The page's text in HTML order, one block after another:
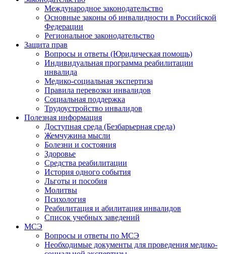
Международное законодательство
Основные законы об инвалидности в Российской
Федерации
Региональное законодательство
Защита прав
Вопросы и ответы (Юридическая помощь)
Индивидуальная программа реабилитации
инвалида
Медико-социальная экспертиза
Правила перевозки инвалидов
Социальная поддержка
Трудоустройство инвалидов
Полезная информация
Доступная среда (Безбарьерная среда)
Жемчужина мысли
Болезни и состояния
Здоровье
Средства реабилитации
История одного события
Льготы и пособия
Молитвы
Психология
Реабилитация и абилитация инвалидов
Список учебных заведений
МСЭ
Вопросы и ответы по МСЭ
Необходимые документы для проведения медико-